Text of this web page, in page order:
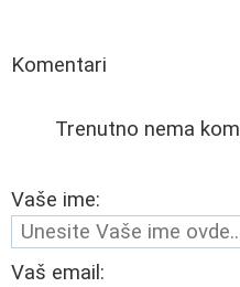
Komentari
Trenutno nema
Vaše ime:
Vaš email: